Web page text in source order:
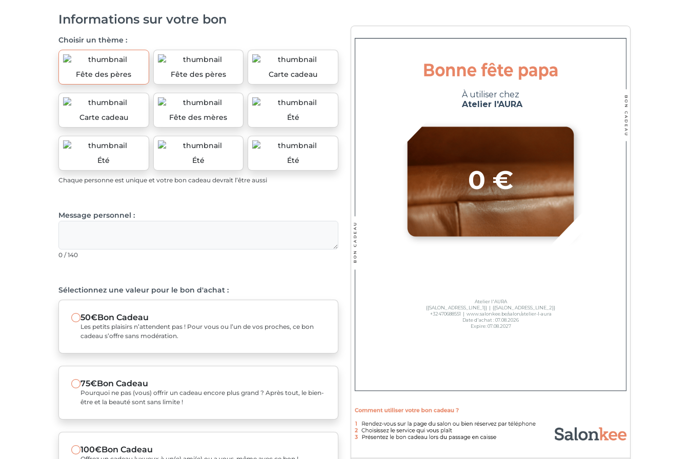
Informations sur votre bon
Choisir un thème :
Fête des pères Fête des pères Carte cadeau
Carte cadeau Fête des mères Été
Été Été Été
Chaque personne est unique et votre bon cadeau devrait l’être aussi
Message personnel :
0 / 140
Sélectionnez une valeur pour le bon d'achat :
50€Bon Cadeau
Les petits plaisirs n’attendent pas ! Pour vous ou l’un de vos proches, ce bon
cadeau s’offre sans modération.
75€Bon Cadeau
Pourquoi ne pas (vous) offrir un cadeau encore plus grand ? Après tout, le bien-
être et la beauté sont sans limite !
100€Bon Cadeau